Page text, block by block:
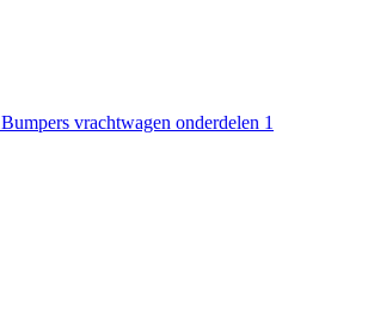
Bumpers vrachtwagen onderdelen 1